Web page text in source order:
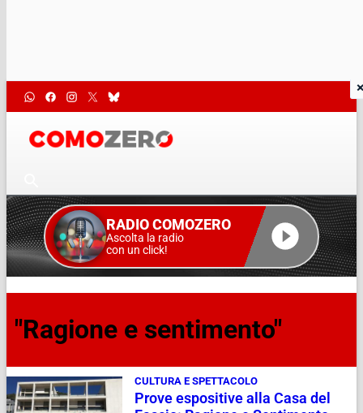
RADIO COMOZERO
Ascolta la radio
con un click!
"Ragione e sentimento"
CULTURA E SPETTACOLO
Prove espositive alla Casa del